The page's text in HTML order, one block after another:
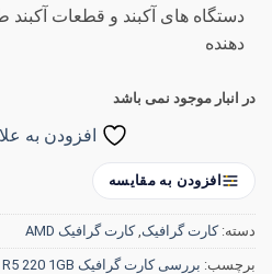
دستگاه های آکبند و قطعات
دهنده
در انبار موجود نمی باشد
افزودن به
افزودن به مقایسه
دسته:کارت گرافیک ,کارت گرافیک AMD
برچسب: بررسی کارت گرافیک AMD Radeon R5 220 1GB